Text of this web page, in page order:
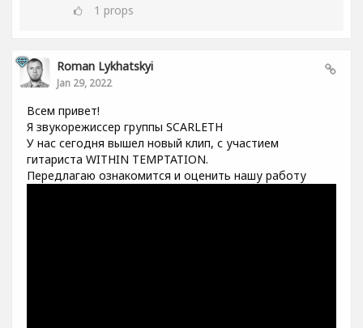
1 props
Roman Lykhatskyi
Jan 29, 2022
Всем привет!
Я звукорежиссер группы SCARLETH
У нас сегодня вышел новый клип, с участием
гитариста WITHIN TEMPTATION.
Передлагаю ознакомится и оценить нашу работу